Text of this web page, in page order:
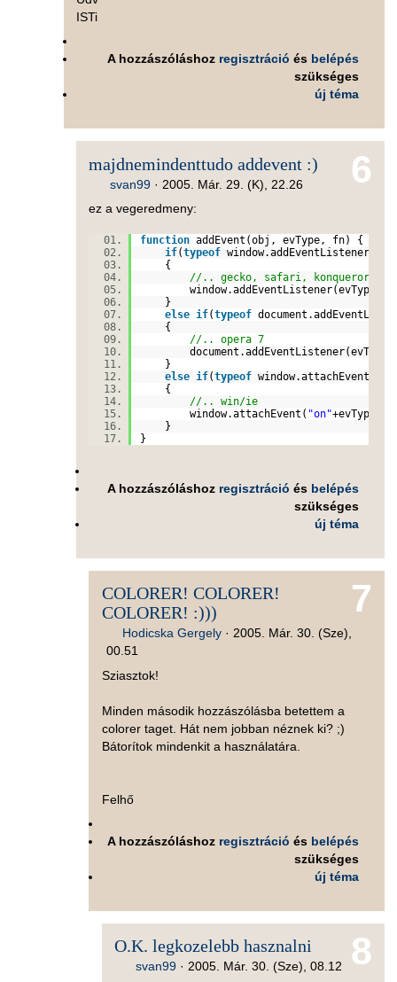
ISTi
A hozzászóláshoz regisztráció és belépés
szükséges
új téma
6
majdnemindenttudo addevent :)
svan99 · 2005. Már. 29. (K), 22.26
ez a vegeredmeny:
function addEvent(obj, evType, fn) {
if(typeof window.addEventListener !=
{
//.. gecko, safari, konqueror and
window.addEventListener(evType,
}
else if(typeof
{
//.. opera 7
}
else if(typeof window.attachEvent !=
{
//.. win/ie
window.attachEvent( "on"
}
}
A hozzászóláshoz regisztráció és belépés
szükséges
új téma
7
COLORER! COLORER!
COLORER! :)))
Hodicska Gergely ·2005. Már. 30. (Sze),
00.51
Sziasztok!
Minden második hozzászólásba betettem a
colorer taget. Hát nem jobban néznek ki? ;)
Bátorítok mindenkit a használatára.
Felhő
A hozzászóláshoz regisztráció és belépés
szükséges
új téma
8
O.K. legkozelebb hasznalni
svan99· 2005. Már. 30. (Sze), 08.12